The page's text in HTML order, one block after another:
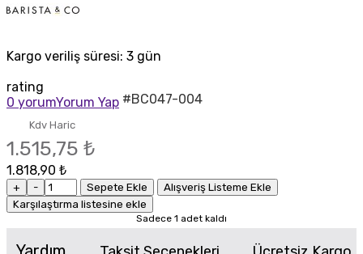
Kargo veriliş süresi: 3 gün
rating
0 yorumYorum Yap #BC047-004
Kdv Haric
1.515,75 ₺
1.818,90 ₺
+ - Sepete Ekle
Alışveriş Listeme Ekle
Karşılaştırma listesine ekle
Sadece 1 adet kaldı